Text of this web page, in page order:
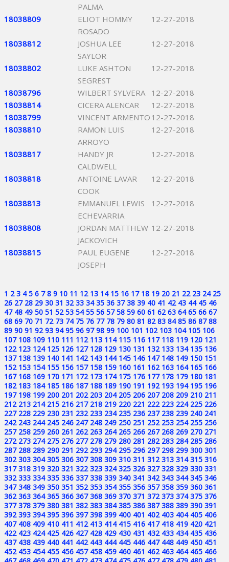
PALMA
18038809
ELIOT HOMMY
ROSADO
12-27-2018
18038812
JOSHUA LEE
SAYLOR
12-27-2018
18038802
LUKE ASHTON
SEGREST
12-27-2018
18038796 WILBERT SYLVERA
12-27-2018
18038814
CICERA ALENCAR
12-27-2018
18038799
VINCENT ARMENTO 12-27-2018
18038810
RAMON LUIS
ARROYO
12-27-2018
18038817
HANDY JR
CALDWELL
12-27-2018
18038818
ANTOINE LAVAR
COOK
12-27-2018
18038813
EMMANUEL LEWIS
ECHEVARRIA
12-27-2018
18038808
JORDAN MATTHEW
JACKOVICH
12-27-2018
18038815
PAUL EUGENE
JOSEPH
12-27-2018
1 2 3 4 5 6 7 8 9 10 11 12 13 14 15 16 17 18 19 20 21 22 23 24 25
26 27 28 29 30 31 32 33 34 35 36 37 38 39 40 41 42 43 44 45 46
47 48 49 50 51 52 53 54 55 56 57 58 59 60 61 62 63 64 65 66 67
68 69 70 71 72 73 74 75 76 77 78 79 80 81 82 83 84 85 86 87 88
89 90 91 92 93 94 95 96 97 98 99 100 101 102 103 104 105 106
107 108 109 110 111 112 113 114 115 116 117 118 119 120 121
122 123 124 125 126 127 128 129 130 131 132 133 134 135 136
137 138 139 140 141 142 143 144 145 146 147 148 149 150 151
152 153 154 155 156 157 158 159 160 161 162 163 164 165 166
167 168 169 170 171 172 173 174 175 176 177 178 179 180 181
182 183 184 185 186 187 188 189 190 191 192 193 194 195 196
197 198 199 200 201 202 203 204 205 206 207 208 209 210 211
212 213 214 215 216 217 218 219 220 221 222 223 224 225 226
227 228 229 230 231 232 233 234 235 236 237 238 239 240 241
242 243 244 245 246 247 248 249 250 251 252 253 254 255 256
257 258 259 260 261 262 263 264 265 266 267 268 269 270 271
272 273 274 275 276 277 278 279 280 281 282 283 284 285 286
287 288 289 290 291 292 293 294 295 296 297 298 299 300 301
302 303 304 305 306 307 308 309 310 311 312 313 314 315 316
317 318 319 320 321 322 323 324 325 326 327 328 329 330 331
332 333 334 335 336 337 338 339 340 341 342 343 344 345 346
347 348 349 350 351 352 353 354 355 356 357 358 359 360 361
362 363 364 365 366 367 368 369 370 371 372 373 374 375 376
377 378 379 380 381 382 383 384 385 386 387 388 389 390 391
392 393 394 395 396 397 398 399 400 401 402 403 404 405 406
407 408 409 410 411 412 413 414 415 416 417 418 419 420 421
422 423 424 425 426 427 428 429 430 431 432 433 434 435 436
437 438 439 440 441 442 443 444 445 446 447 448 449 450 451
452 453 454 455 456 457 458 459 460 461 462 463 464 465 466